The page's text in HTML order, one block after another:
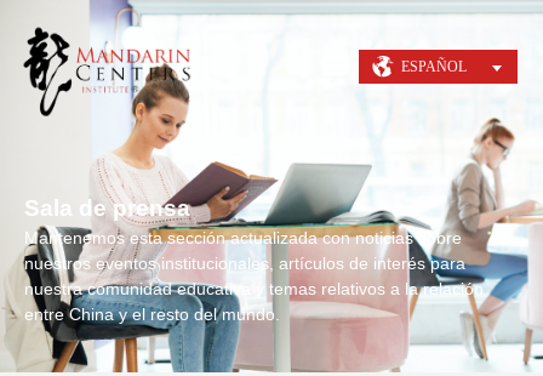
ESPAÑOL
Sala de prensa
Mantenemos esta sección actualizada con noticias sobre
nuestros eventos institucionales, artículos de interés para
nuestra comunidad educativa y temas relativos a la relación
entre China y el resto del mundo.